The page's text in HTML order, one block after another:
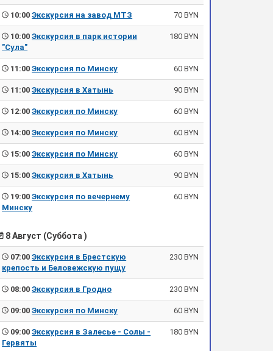
10:00Экскурсия на завод МТЗ 70 BYN
10:00Экскурсия в парк истории
"Сула"
180 BYN
11:00Экскурсия по Минску 60 BYN
11:00Экскурсия в Хатынь 90 BYN
12:00Экскурсия по Минску 60 BYN
14:00Экскурсия по Минску 60 BYN
15:00Экскурсия по Минску 60 BYN
15:00Экскурсия в Хатынь 90 BYN
19:00Экскурсия по вечернему
Минску
60 BYN
8 Август (Суббота )
07:00Экскурсия в Брестскую
крепость и Беловежскую пущу
230 BYN
08:00Экскурсия в Гродно 230 BYN
09:00Экскурсия по Минску 60 BYN
09:00Экскурсия в Залесье - Солы -
Гервяты
180 BYN